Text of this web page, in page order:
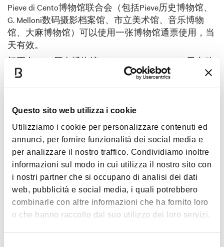
Questo sito web utilizza i cookie
Utilizziamo i cookie per personalizzare contenuti ed
annunci, per fornire funzionalità dei social media e
per analizzare il nostro traffico. Condividiamo inoltre
informazioni sul modo in cui utilizza il nostro sito con
i nostri partner che si occupano di analisi dei dati
web, pubblicità e social media, i quali potrebbero
combinarle con altre informazioni che ha fornito loro
o che hanno raccolto dal suo utilizzo dei loro servizi.
Pieve di Cento博物馆联合会（包括Pieve历史博物馆、
G. Melloni数码摄影档案馆、市立美术馆、音乐博物
馆、大麻博物馆）可以使用一张博物馆通票使用，当
天有效。
门票在Pieve历史博物馆（Piazza della Rocca 1）里自动
售票机有售。
全票€5
优惠票€3
当地居民、18岁以下未成年人、大学学生、博洛尼亚
博物馆卡、残疾人士和监护人、学校参观监护老师、
持证导游免费。
心情